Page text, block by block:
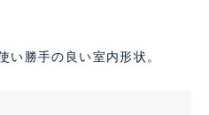
い勝手の良い室内形状。